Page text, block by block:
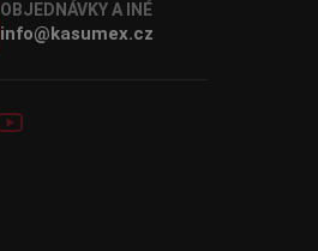
OBJEDNÁVKY A INÉ
info@kasumex.cz